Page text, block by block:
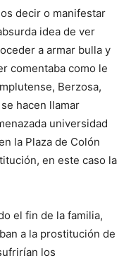
decir o manifestar
idea de ver
a armar bulla y
comentaba como le
Berzosa,
hacen llamar
universidad
la Plaza de Colón
en este caso la
el fin de la familia,
a la prostitución de
los